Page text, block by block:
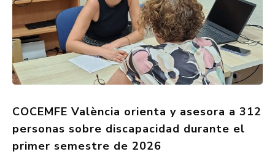
COCEMFE València orienta y asesora a 312
personas sobre discapacidad durante el
primer semestre de 2026